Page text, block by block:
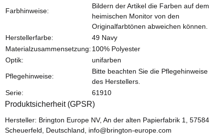
Farbhinweise:
Bildern der Artikel die Farben auf dem
heimischen Monitor von den
Originalfarbtönen abweichen können.
Herstellerfarbe:
49 Navy
Materialzusammensetzung: 100% Polyester
Optik:
unifarben
Pflegehinweise:
Bitte beachten Sie die Pflegehinweise
des Herstellers.
Serie:
61910
Produktsicherheit (GPSR)
Hersteller: Brington Europe NV, An der alten Papierfabrik 1, 57584
Scheuerfeld, Deutschland, info@brington-europe.com